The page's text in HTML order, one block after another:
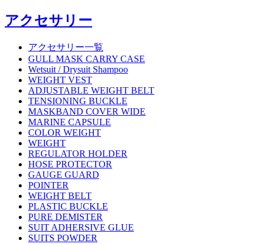
アクセサリー
アクセサリー一覧
GULL MASK CARRY CASE
Wetsuit / Drysuit Shampoo
WEIGHT VEST
ADJUSTABLE WEIGHT BELT
TENSIONING BUCKLE
MASKBAND COVER WIDE
MARINE CAPSULE
COLOR WEIGHT
WEIGHT
REGULATOR HOLDER
HOSE PROTECTOR
GAUGE GUARD
POINTER
WEIGHT BELT
PLASTIC BUCKLE
PURE DEMISTER
SUIT ADHERSIVE GLUE
SUITS POWDER